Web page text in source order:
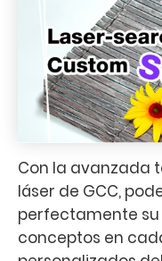
Con la avanzada
láser de GCC,
perfectamente
conceptos en